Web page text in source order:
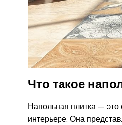
Что такое
Напольная плитка —
интерьере. Она